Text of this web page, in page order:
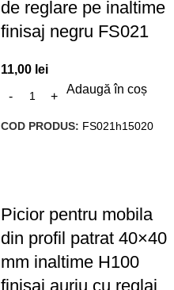
de reglare pe inaltime
finisaj negru FS021
11,00 lei
Adaugă în coș
COD PRODUS: FS021h15020
Picior pentru mobila
din profil patrat 40×40
mm inaltime H100
finisaj auriu cu reglaj